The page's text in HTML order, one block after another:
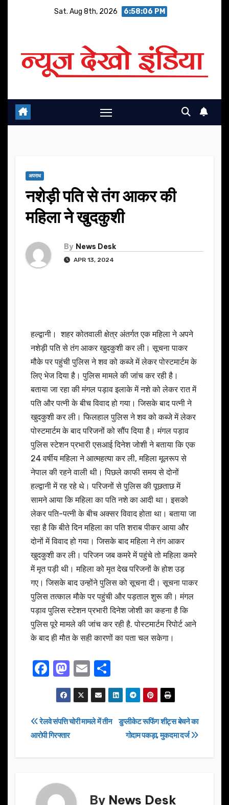
Sat. Aug 8th, 2026 6:58:07 PM
अपराध
नशेड़ी पति से तंग आकर की
महिला ने खुदकुशी
By News Desk
APR 13, 2024
हल्द्वानी। शहर कोतवाली क्षेत्र अंतर्गत एक महिला ने अपने
नशेड़ी पति से तंग आकर खुदकुशी कर ली। सूचना पाकर
मौके पर पहुंची पुलिस ने शव को कब्जे में लेकर पोस्टमार्टम के
लिए भेज दिया है। पुलिस मामले की जांच कर रही है।
बताया जा रहा की मंगल पड़ाव इलाके में नशे को लेकर रात में
पति और पत्नी के बीच विवाद हो गया। जिसके बाद पत्नी ने
खुदकुशी कर ली। फिलहाल पुलिस ने शव को कब्जे में लेकर
पोस्टमार्टम के बाद परिजनों को सौंप दिया है। मंगल पड़ाव
पुलिस स्टेशन प्रभारी एसआई दिनेश जोशी ने बताया कि एक
24 वर्षीय महिला ने आत्महत्या कर ली, महिला मूलरूप से
नेपाल की रहने वाली थी। पिछले काफी समय से दोनों
हल्द्वानी में रह रहे थे। परिजनों से पुलिस की पूछताछ में
सामने आया कि महिला का पति नशे का आदी था। इसको
लेकर पति-पत्नी के बीच अक्सर विवाद होता था। बताया जा
रहा है कि बीते दिन महिला का पति शराब पीकर आया और
दोनों में विवाद हो गया। जिसके बाद महिला ने तंग आकर
खुदकुशी कर ली। परिजन जब कमरे में पहुंचे तो महिला कमरे
में मृत पड़ी थी। महिला को मृत देख परिजनों के होश उड़
गए। जिसके बाद उन्होंने पुलिस को सूचना दी। सूचना पाकर
पुलिस तत्काल मौके पर पहुंची और पड़ताल शुरू की। मंगल
पड़ाव पुलिस स्टेशन प्रभारी दिनेश जोशी का कहना है कि
पुलिस पूरे मामले की जांच कर रही है. पोस्टमार्टम रिपोर्ट आने
के बाद ही मौत के सही कारणों का पता चल सकेगा।
F
a
c
e
b
k
M
a
st
o
d
E
m
ail
h
ar
e
Post
navigation
डुप्लीकेट रूफिंग शीट्स बेचने का
गोदाम पकड़ा, मुकदमा दर्ज
रेलवे संपत्ति चोरी मामले में तीन
आरोपी गिरफ्तार
By News Desk